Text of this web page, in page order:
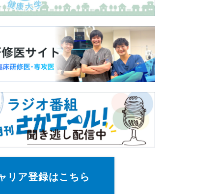
リア登録はこちら